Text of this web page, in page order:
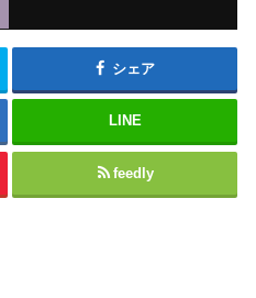
シェア
LINE
feedly